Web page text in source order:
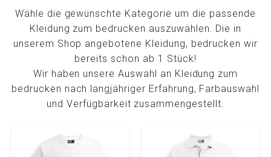
Wähle die gewünschte Kategorie um die passende
Kleidung zum bedrucken auszuwählen. Die in
unserem Shop angebotene Kleidung, bedrucken wir
bereits schon ab 1 Stück!
Wir haben unsere Auswahl an Kleidung zum
bedrucken nach langjähriger Erfahrung, Farbauswahl
und Verfügbarkeit zusammengestellt.